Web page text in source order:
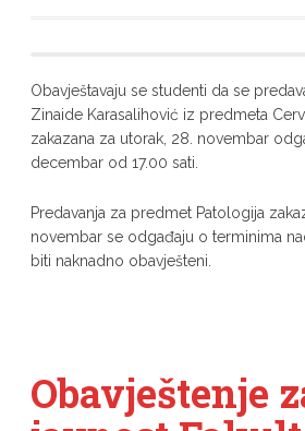
Obavještavaju se studenti da se
Zinaide Karasalihović iz predmeta
zakazana za utorak, 28. novembar
decembar od 17.00 sati.
Predavanja za predmet Patologija
novembar se odgađaju o terminima
biti naknadno obavješteni.
Obavještenje